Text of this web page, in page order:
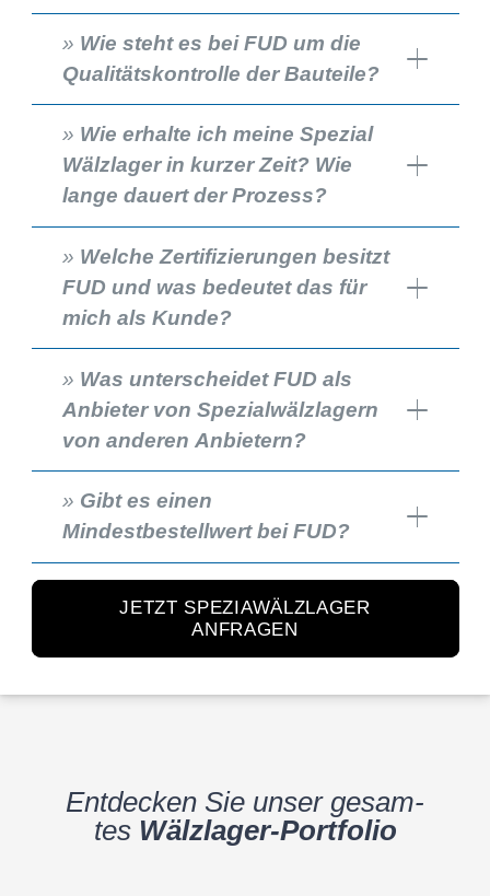
» Wie steht es bei FUD um die
Qualitätskontrolle der Bauteile?
» Wie erhalte ich meine Spezial
Wälzlager in kurzer Zeit? Wie
lange dauert der Prozess?
» Welche Zertifizierungen besitzt
FUD und was bedeutet das für
mich als Kunde?
» Was unterscheidet FUD als
Anbieter von Spezialwälzlagern
von anderen Anbietern?
» Gibt es einen
Mindestbestellwert bei FUD?
JETZT SPEZIAWÄLZLAGER
ANFRAGEN
Entde­cken Sie unser gesam­
tes Wälzla­­ger-Portfo­­lio